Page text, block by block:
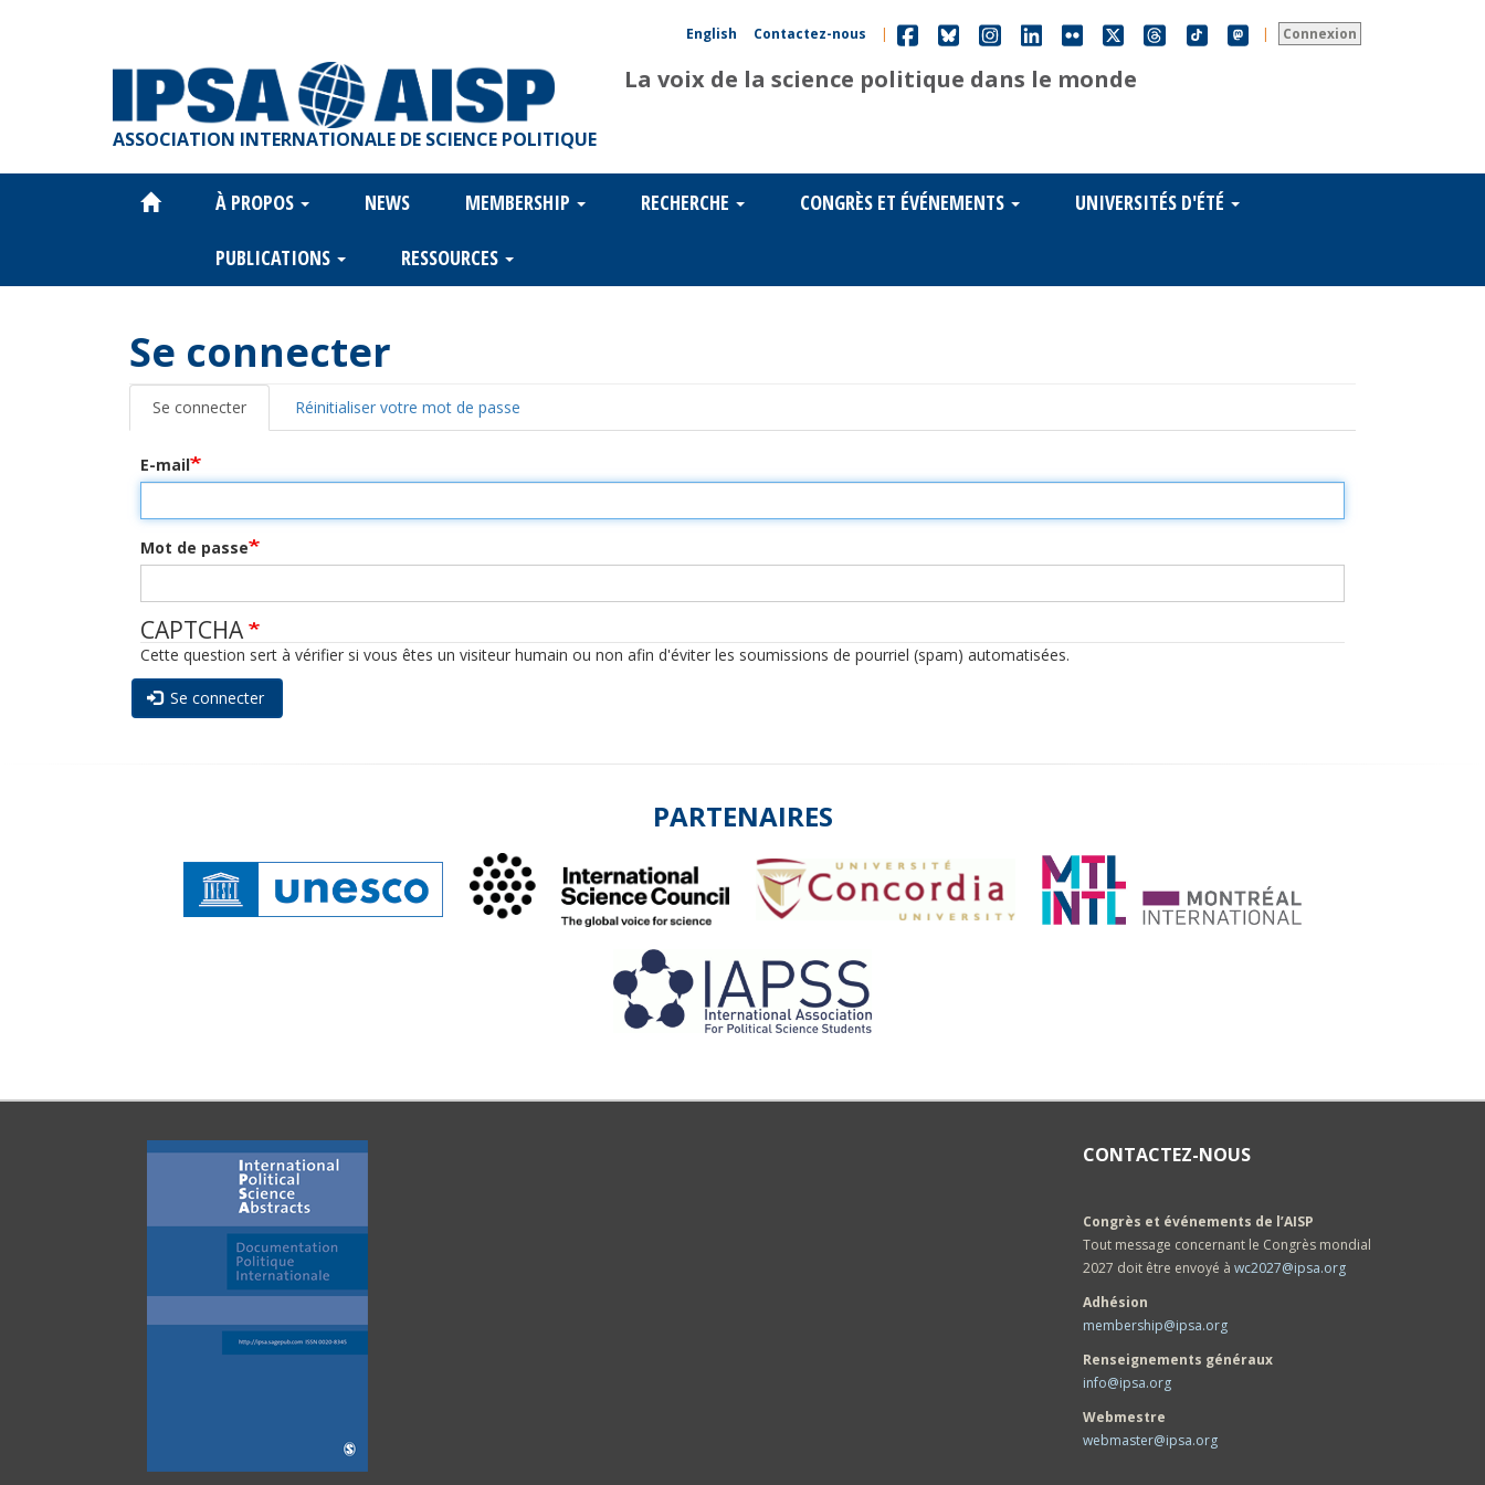
Connexion
Contactez-nous | |
English
ASSOCIATION INTERNATIONALE DE SCIENCE POLITIQUE
La voix de la science politique dans le monde
Main
navigation
À PROPOS NEWS MEMBERSHIP RECHERCHE CONGRÈS ET ÉVÉNEMENTS UNIVERSITÉS D'ÉTÉ
PUBLICATIONS RESSOURCES
Se connecter
Onglets
principaux
Se connecter Réinitialiser votre mot de passe
E-mail
Mot de passe
CAPTCHA
Cette question sert à vérifier si vous êtes un visiteur humain ou non afin d'éviter les soumissions de pourriel (spam) automatisées.
Se connecter
PARTENAIRES
CONTACTEZ-NOUS
Congrès et événements de l’AISP
Tout message concernant le Congrès mondial
2027 doit être envoyé à wc2027@ipsa.org
Adhésion
membership@ipsa.org
Renseignements généraux
info@ipsa.org
Webmestre
webmaster@ipsa.org